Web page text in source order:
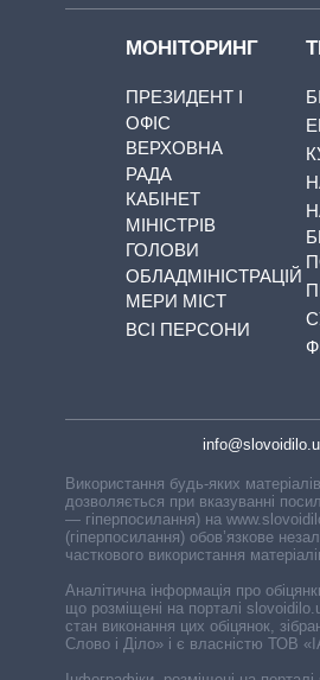
МОНІТОРИНГ
ПРЕЗИДЕНТ І
ОФІС
ВЕРХОВНА
РАДА
КАБІНЕТ
МІНІСТРІВ
ГОЛОВИ
ОБЛАДМІНІСТРАЦІЙ
МЕРИ МІСТ
ВСІ ПЕРСОНИ
Використання будь-яких
дозволяється при вказуванні
— гіперпосилання) на
(гіперпосилання) обов’язкове
часткового використання
Аналітична інформація про обіцянки
що розміщені на порталі
стан виконання цих обіцянок,
Слово і Діло» і є власністю ТОВ